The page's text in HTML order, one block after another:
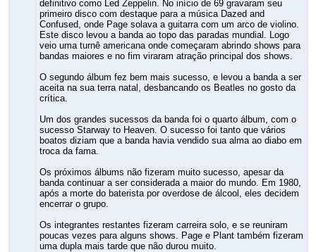
definitivo como Led Zeppelin. No início de 69 gravaram seu
primeiro disco com destaque para a música Dazed and
Confused, onde Page solava a guitarra com um arco de violino.
Este disco levou a banda ao topo das paradas mundial. Logo
veio uma turnê americana onde começaram abrindo shows para
bandas maiores e no fim viraram atração principal dos shows.
O segundo álbum fez bem mais sucesso, e levou a banda a ser
aceita na sua terra natal, desbancando os Beatles no gosto da
crítica.
Um dos grandes sucessos da banda foi o quarto álbum, com o
sucesso Starway to Heaven. O sucesso foi tanto que vários
boatos diziam que a banda havia vendido sua alma ao diabo em
troca da fama.
Os próximos álbums não fizeram muito sucesso, apesar da
banda continuar a ser considerada a maior do mundo. Em 1980,
após a morte do baterista por overdose de álcool, eles decidem
encerrar o grupo.
Os integrantes restantes fizeram carreira solo, e se reuniram
poucas vezes para alguns shows. Page e Plant também fizeram
uma dupla mais tarde que não durou muito.